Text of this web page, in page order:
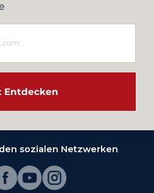
Entdecken
sozialen Netzwerken